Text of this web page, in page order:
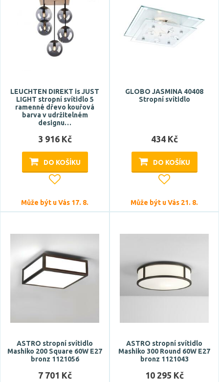
GU10
LED
antracit
bílá
bronz
beton
dřevo
hliník
LEUCHTEN DIREKT is JUST
LIGHT stropní svítidlo 5
ramenné dřevo kouřová
barva v udržitelném
designu…
3 916 Kč
DO KOŠÍKU
Může být u Vás 17. 8.
GLOBO JASMINA 40408
Stropní svítidlo
434 Kč
DO KOŠÍKU
Může být u Vás 21. 8.
ASTRO stropní svítidlo
Mashiko 200 Square 60W E27
bronz 1121056
7 701 Kč
ASTRO stropní svítidlo
Mashiko 300 Round 60W E27
bronz 1121043
10 295 Kč